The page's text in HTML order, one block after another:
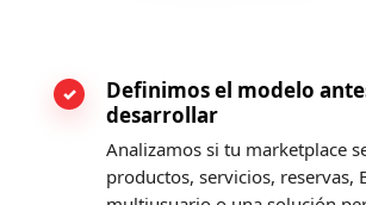
Definimos el modelo
desarrollar
Analizamos si tu marketplace
productos, servicios, reservas,